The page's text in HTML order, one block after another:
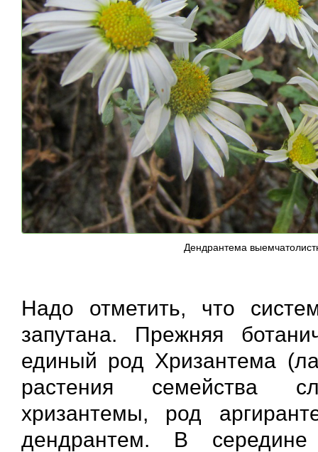
Дендрантема
Надо отметить, что
запутана. Прежняя
единый род Хризантема
растения семейства
хризантемы, род
дендрантем. В